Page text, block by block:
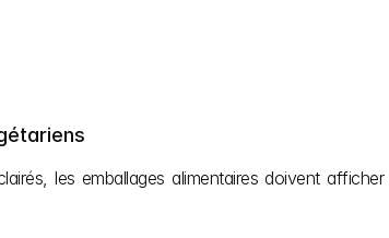
les emballages alimentaires doivent